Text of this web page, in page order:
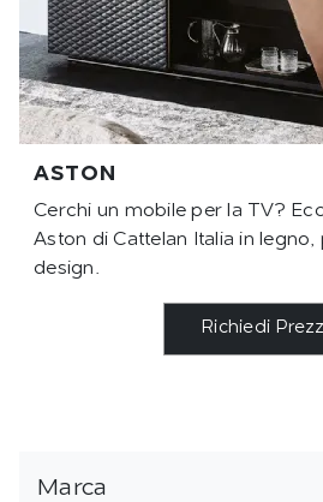
ASTON
Cerchi un mobile per la TV?
Aston di Cattelan Italia in
design.
Richiedi
Marca